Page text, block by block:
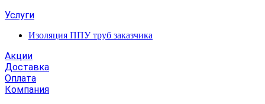
Услуги
Изоляция ППУ труб заказчика
Акции
Доставка
Оплата
Компания